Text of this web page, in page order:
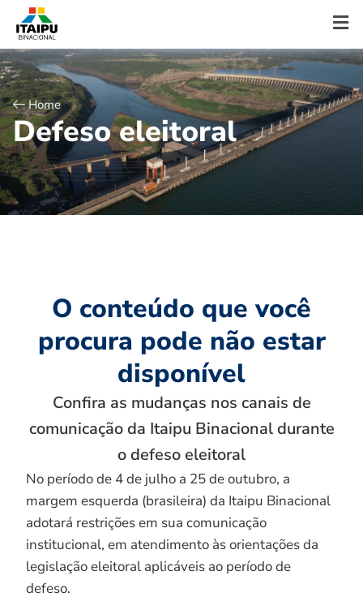
Home
Defeso eleitoral
O conteúdo que você
procura pode não estar
disponível
Confira as mudanças nos canais de
comunicação da Itaipu Binacional durante
o defeso eleitoral
No período de 4 de julho a 25 de outubro, a
margem esquerda (brasileira) da Itaipu Binacional
adotará restrições em sua comunicação
institucional, em atendimento às orientações da
legislação eleitoral aplicáveis ao período de
defeso.